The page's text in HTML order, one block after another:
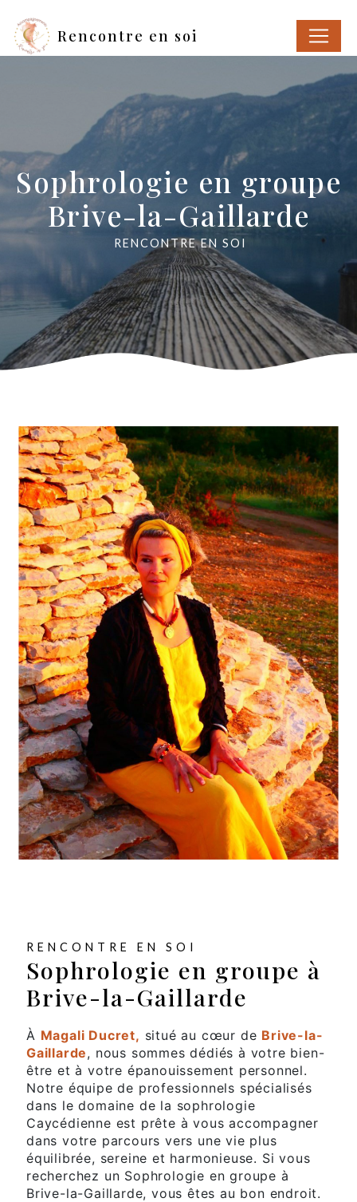
Rencontre en soi
Sophrologie en groupe
Brive-la-Gaillarde
RENCONTRE EN SOI
RENCONTRE EN SOI
Sophrologie en groupe à
Brive-la-Gaillarde
À Magali Ducret, situé au cœur de Brive-la-
Gaillarde, nous sommes dédiés à votre bien-
être et à votre épanouissement personnel.
Notre équipe de professionnels spécialisés
dans le domaine de la sophrologie
Caycédienne est prête à vous accompagner
dans votre parcours vers une vie plus
équilibrée, sereine et harmonieuse. Si vous
recherchez un Sophrologie en groupe à
Brive-la-Gaillarde, vous êtes au bon endroit.